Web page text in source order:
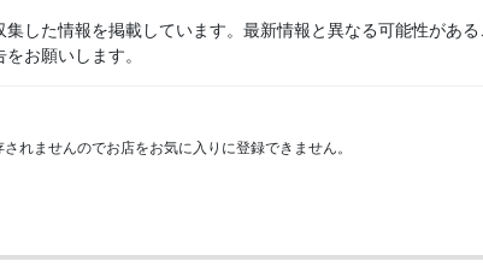
した情報を掲載しています。最新情報と異なる可能性があ
をお願いします。
れませんのでお店をお気に入りに登録できません。